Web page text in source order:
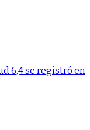
6,4 se registró en